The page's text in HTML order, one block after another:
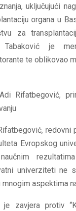
uključujući
organa u
za
je
te oblikovao
Rifatbegović,
redovni
Evropskog
univerziteti ne
aspektima
je zavjera protiv